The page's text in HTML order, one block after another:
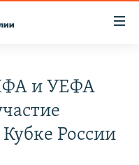
и УЕФА
России